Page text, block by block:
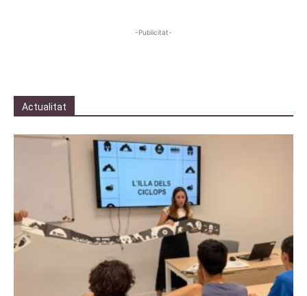
-Publicitat-
Actualitat